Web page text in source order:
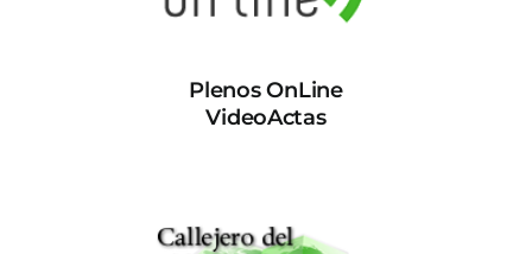
Plenos OnLine
VideoActas